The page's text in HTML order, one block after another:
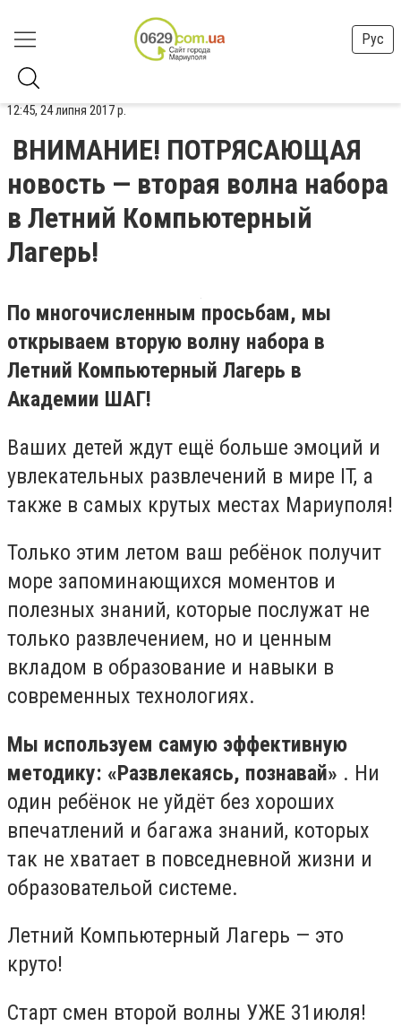
Рус
12:45, 24 липня 2017 р.
ВНИМАНИЕ! ПОТРЯСАЮЩАЯ
новость — вторая волна набора
в Летний Компьютерный
Лагерь!
По многочисленным просьбам, мы
открываем вторую волну набора в
Летний Компьютерный Лагерь в
Академии ШАГ!
Ваших детей ждут ещё больше эмоций и
увлекательных развлечений в мире IT, а
также в самых крутых местах Мариуполя!
Только этим летом ваш ребёнок получит
море запоминающихся моментов и
полезных знаний, которые послужат не
только развлечением, но и ценным
вкладом в образование и навыки в
современных технологиях.
Мы используем самую эффективную
методику: «Развлекаясь, познавай» . Ни
один ребёнок не уйдёт без хороших
впечатлений и багажа знаний, которых
так не хватает в повседневной жизни и
образовательой системе.
Летний Компьютерный Лагерь — это
круто!
Старт смен второй волны УЖЕ 31июля!